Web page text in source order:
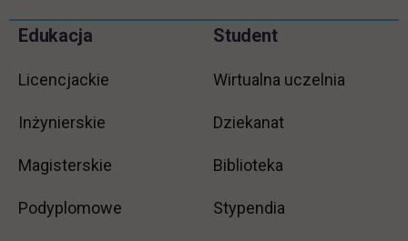
Pomiń
Informacje w stopce
Edukacja
Licencjackie
Inżynierskie
Magisterskie
Podyplomowe
Student
Wirtualna uczelnia
Dziekanat
Biblioteka
Stypendia